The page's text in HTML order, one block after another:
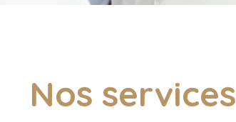
Nos services